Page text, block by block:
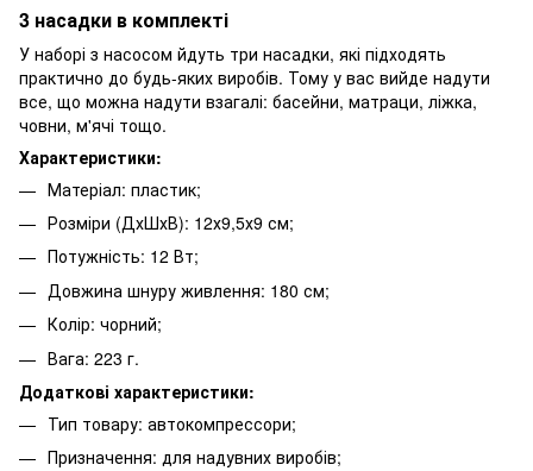
3 насадки в комплекті
У наборі з насосом йдуть три насадки, які підходять
практично до будь-яких виробів. Тому у вас вийде надути
все, що можна надути взагалі: басейни, матраци, ліжка,
човни, м'ячі тощо.
Характеристики:
Матеріал: пластик;
Розміри (ДхШхВ): 12х9,5х9 см;
Потужність: 12 Вт;
Довжина шнуру живлення: 180 см;
Колір: чорний;
Вага: 223 г.
Додаткові характеристики:
Тип товару: автокомпрессори;
Призначення: для надувних виробів;